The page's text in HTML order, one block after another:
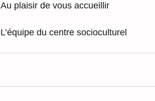
Au plaisir de vous accueillir
L’équipe du centre socioculturel